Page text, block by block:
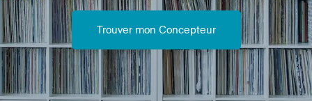
Trouver mon Concepteur